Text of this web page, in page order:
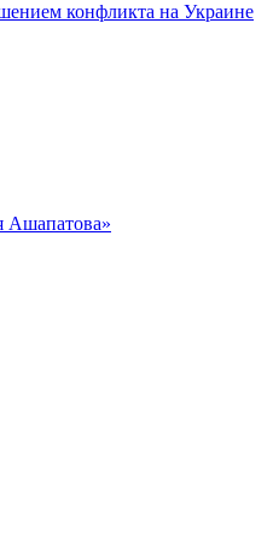
конфликта на Украине
Ашапатова»